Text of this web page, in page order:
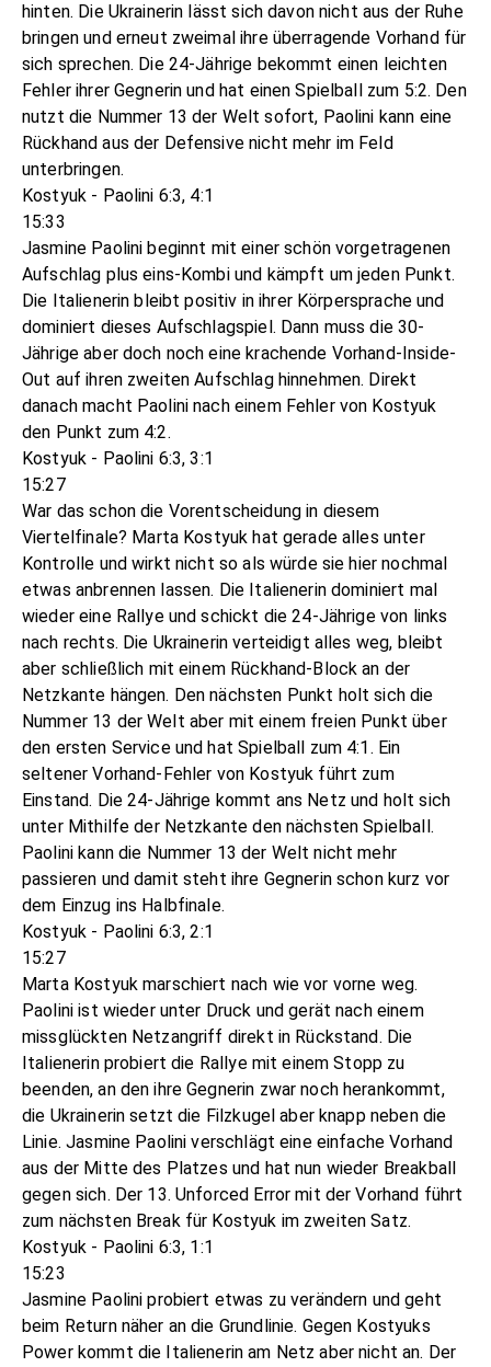
hinten. Die Ukrainerin lässt sich davon nicht aus der Ruhe
bringen und erneut zweimal ihre überragende Vorhand für
sich sprechen. Die 24-Jährige bekommt einen leichten
Fehler ihrer Gegnerin und hat einen Spielball zum 5:2. Den
nutzt die Nummer 13 der Welt sofort, Paolini kann eine
Rückhand aus der Defensive nicht mehr im Feld
unterbringen.
Kostyuk - Paolini 6:3, 4:1
15:33
Jasmine Paolini beginnt mit einer schön vorgetragenen
Aufschlag plus eins-Kombi und kämpft um jeden Punkt.
Die Italienerin bleibt positiv in ihrer Körpersprache und
dominiert dieses Aufschlagspiel. Dann muss die 30-
Jährige aber doch noch eine krachende Vorhand-Inside-
Out auf ihren zweiten Aufschlag hinnehmen. Direkt
danach macht Paolini nach einem Fehler von Kostyuk
den Punkt zum 4:2.
Kostyuk - Paolini 6:3, 3:1
15:27
War das schon die Vorentscheidung in diesem
Viertelfinale? Marta Kostyuk hat gerade alles unter
Kontrolle und wirkt nicht so als würde sie hier nochmal
etwas anbrennen lassen. Die Italienerin dominiert mal
wieder eine Rallye und schickt die 24-Jährige von links
nach rechts. Die Ukrainerin verteidigt alles weg, bleibt
aber schließlich mit einem Rückhand-Block an der
Netzkante hängen. Den nächsten Punkt holt sich die
Nummer 13 der Welt aber mit einem freien Punkt über
den ersten Service und hat Spielball zum 4:1. Ein
seltener Vorhand-Fehler von Kostyuk führt zum
Einstand. Die 24-Jährige kommt ans Netz und holt sich
unter Mithilfe der Netzkante den nächsten Spielball.
Paolini kann die Nummer 13 der Welt nicht mehr
passieren und damit steht ihre Gegnerin schon kurz vor
dem Einzug ins Halbfinale.
Kostyuk - Paolini 6:3, 2:1
15:27
Marta Kostyuk marschiert nach wie vor vorne weg.
Paolini ist wieder unter Druck und gerät nach einem
missglückten Netzangriff direkt in Rückstand. Die
Italienerin probiert die Rallye mit einem Stopp zu
beenden, an den ihre Gegnerin zwar noch herankommt,
die Ukrainerin setzt die Filzkugel aber knapp neben die
Linie. Jasmine Paolini verschlägt eine einfache Vorhand
aus der Mitte des Platzes und hat nun wieder Breakball
gegen sich. Der 13. Unforced Error mit der Vorhand führt
zum nächsten Break für Kostyuk im zweiten Satz.
Kostyuk - Paolini 6:3, 1:1
15:23
Jasmine Paolini probiert etwas zu verändern und geht
beim Return näher an die Grundlinie. Gegen Kostyuks
Power kommt die Italienerin am Netz aber nicht an. Der